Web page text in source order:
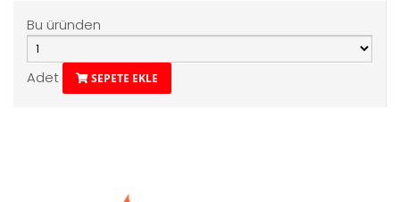
Bu üründen
Adet SEPETE EKLE